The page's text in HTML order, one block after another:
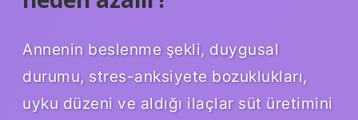
Annenin beslenme şekli, duygusal
durumu, stres-anksiyete bozuklukları,
uyku düzeni ve aldığı ilaçlar süt üretimini